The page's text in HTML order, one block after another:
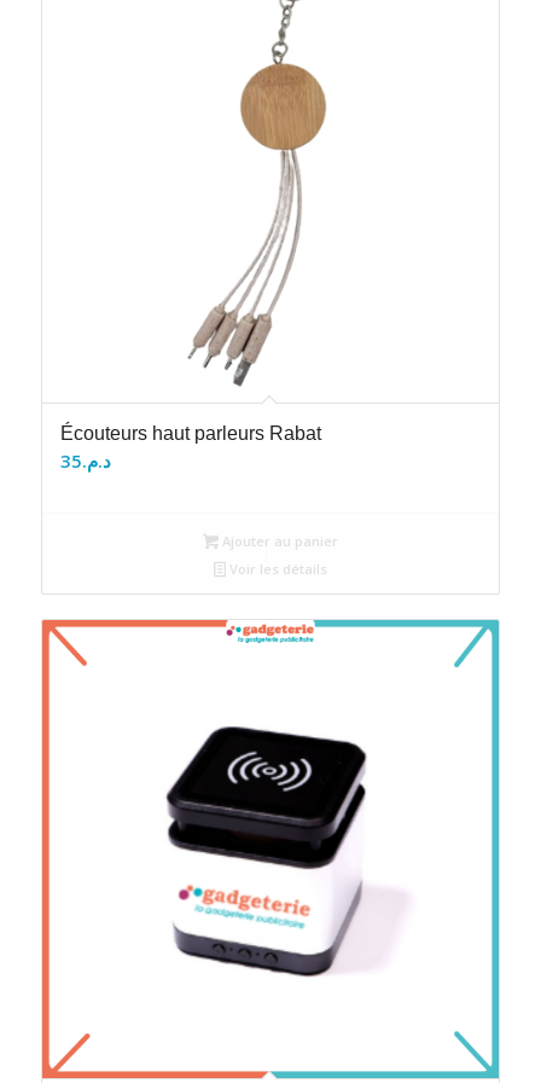
Écouteurs haut parleurs Rabat
د.م.35
Ajouter au panier
Voir les détails